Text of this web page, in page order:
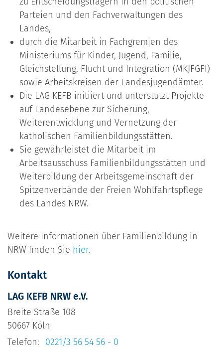
Parteien und den Fachverwaltungen des
Landes,
durch die Mitarbeit in Fachgremien des
Ministeriums für Kinder, Jugend, Familie,
Gleichstellung, Flucht und Integration (MKJFGFI)
sowie Arbeitskreisen der Landesjugendämter.
Die LAG KEFB initiiert und unterstützt Projekte
auf Landesebene zur Sicherung,
Weiterentwicklung und Vernetzung der
katholischen Familienbildungsstätten.
Sie gewährleistet die Mitarbeit im
Arbeitsausschuss Familienbildungsstätten und
Weiterbildung der Arbeitsgemeinschaft der
Spitzenverbände der Freien Wohlfahrtspflege
des Landes NRW.
Weitere Informationen über Familienbildung in
NRW finden Sie hier.
Kontakt
LAG KEFB NRW e.V.
Breite Straße 108
50667 Köln
Telefon:
0221/3 56 54 56 - 0